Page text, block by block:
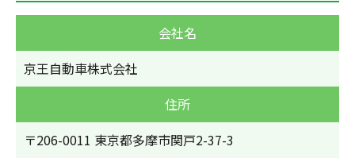
会社名
京王自動車株式会社
住所
〒206-0011 東京都多摩市関戸2-37-3